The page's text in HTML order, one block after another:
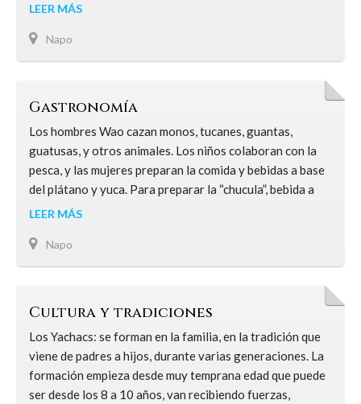
LEER MÁS
Napo
Gastronomía
Los hombres Wao cazan monos, tucanes, guantas,
guatusas, y otros animales. Los niños colaboran con la
pesca, y las mujeres preparan la comida y bebidas a base
del plátano y yuca. Para preparar la “chucula”, bebida a
base de plátano se cosechan hasta tres hectáreas de
que se forma…
LEER MÁS
Napo
Cultura y tradiciones
Los Yachacs: se forman en la familia, en la tradición que
viene de padres a hijos, durante varias generaciones. La
formación empieza desde muy temprana edad que puede
ser desde los 8 a 10 años, van recibiendo fuerzas,